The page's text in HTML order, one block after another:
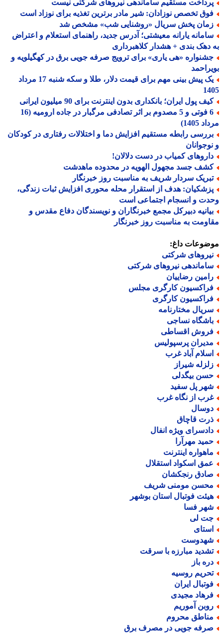
مستقیم ساماندهی نیروهای شرکتی نیست
تخصص نوزادان: شیر مادر برترین تغذیه برای نوزاد است
پخش سریال «روشنایی شب» مشخص شد
یارانه معیشتی؛ آدرس جدید، راهنمای استعلام و اعتراض
دهک بندی + هشدار کلاهبرداری
«هی یاری» برای ترویج صرفه جویی برق در کهگیلویه و
یک پیش بینی مهم برای قیمت دلار، طلا و سکه شنبه 17 مرداد
پول ایران؛ بانکداری بدون اینترنت برای 90 میلیون ایرانی
6 فوتی و 5 مصدوم بر اثر تصادفی مرگبار در جاده ارومیه (16
1405)
رابطه مستقیم افزایش دما و اختلالات رفتاری در کودکان
کمیاب در دست دلالان!
جسد مجهول الهویه در محدوده ماهدشت
سردار شریف به مناسبت روز خبرنگار
هدف از استقرار محله محوری افزایش ثبات زندگی،
و انسجام اجتماعی است
دبیرکل مجمع خبرنگاران و نویسندگان دفاع مقدس و
به مناسبت روز خبرنگار
داغ:
شرکتی
نیروهای شرکتی
رضاییان
کارگری مجلس
کارگری
مختارنامه
نساجی
اقساطی
پرسپولیس
آباد غرب
شیراز
بیگدلی
پل سفید
از نگاه غرب
قاچاق
ویژه انفال
مهرآرا
اینترنت
اسکواد استقلال
رنجکشان
مومنی شریف
فوتبال استان بوشهر
فسا
لی
مبارزه با سرقت
باز
روسیه
ایران
مجیدی
آموریم
محروم
جویی در مصرف برق